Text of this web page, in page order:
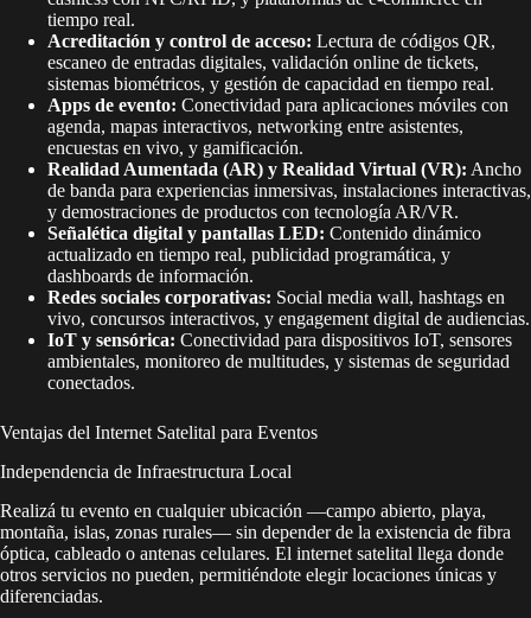
tiempo real.
Acreditación y control de acceso: Lectura de códigos QR,
escaneo de entradas digitales, validación online de tickets,
sistemas biométricos, y gestión de capacidad en tiempo real.
Apps de evento: Conectividad para aplicaciones móviles con
agenda, mapas interactivos, networking entre asistentes,
encuestas en vivo, y gamificación.
Realidad Aumentada (AR) y Realidad Virtual (VR): Ancho
de banda para experiencias inmersivas, instalaciones interactivas,
y demostraciones de productos con tecnología AR/VR.
Señalética digital y pantallas LED: Contenido dinámico
actualizado en tiempo real, publicidad programática, y
dashboards de información.
Redes sociales corporativas: Social media wall, hashtags en
vivo, concursos interactivos, y engagement digital de audiencias.
IoT y sensórica: Conectividad para dispositivos IoT, sensores
ambientales, monitoreo de multitudes, y sistemas de seguridad
conectados.
Ventajas del Internet Satelital para Eventos
Independencia de Infraestructura Local
Realizá tu evento en cualquier ubicación —campo abierto, playa,
montaña, islas, zonas rurales— sin depender de la existencia de fibra
óptica, cableado o antenas celulares. El internet satelital llega donde
otros servicios no pueden, permitiéndote elegir locaciones únicas y
diferenciadas.